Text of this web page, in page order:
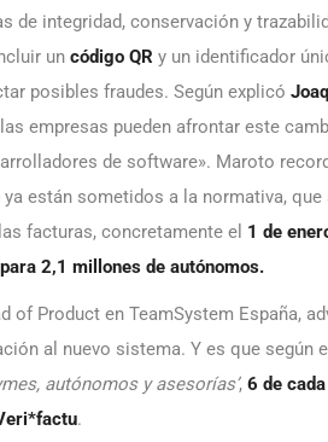
de integridad, conservación y
un código QR y un identificador
posibles fraudes. Según explicó
empresas pueden afrontar este
de software». Maroto
ya están sometidos a la normativa,
facturas, concretamente el 1 de
2,1 millones de autónomos.
of Product en TeamSystem España,
al nuevo sistema. Y es que según
autónomos y asesorías’, 6 de
.